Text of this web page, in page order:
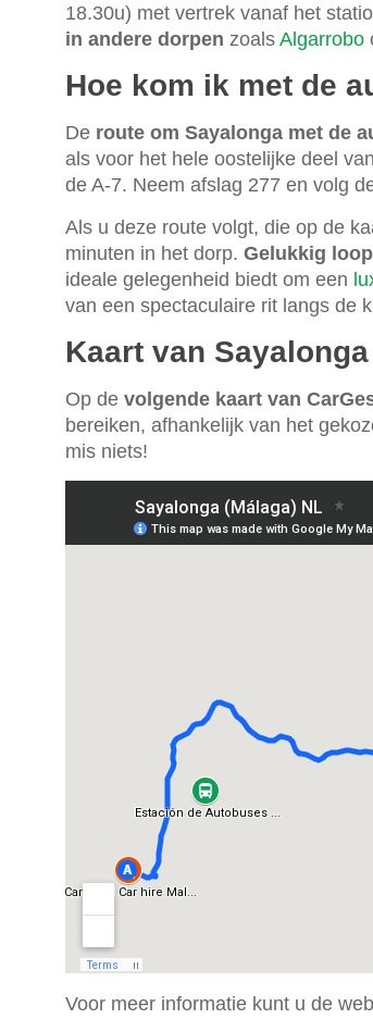
18.30u) met vertrek vanaf het
in andere dorpen zoals Algarrobo
Hoe kom ik met de
De route om Sayalonga met de
als voor het hele oostelijke deel
de A-7. Neem afslag 277 en volg
Als u deze route volgt, die op de
minuten in het dorp. Gelukkig
ideale gelegenheid biedt om een
van een spectaculaire rit langs de
Kaart van Sayalonga
Op de volgende kaart van
bereiken, afhankelijk van het
mis niets!
Voor meer informatie kunt u de